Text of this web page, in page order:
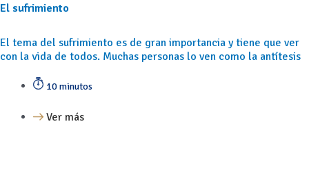
El sufrimiento
El tema del sufrimiento es de gran importancia y tiene que ver
con la vida de todos. Muchas personas lo ven como la antítesis
10 minutos
Ver más